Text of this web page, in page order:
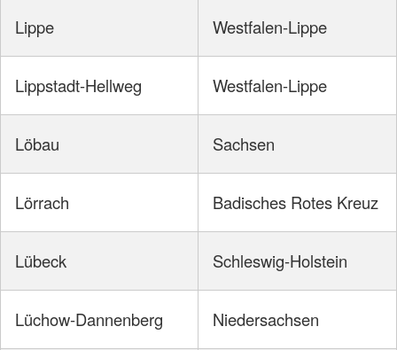
Lippe Westfalen-Lippe
Lippstadt-Hellweg Westfalen-Lippe
Löbau Sachsen
Lörrach Badisches Rotes Kreuz
Lübeck Schleswig-Holstein
Lüchow-Dannenberg Niedersachsen